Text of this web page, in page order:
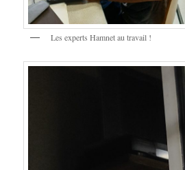
Les experts Hamnet au travail !